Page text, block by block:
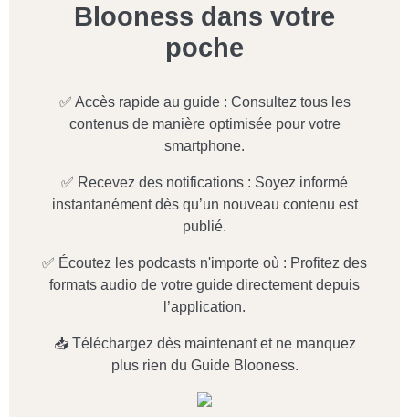
Blooness dans votre
poche
✅ Accès rapide au guide : Consultez tous les
contenus de manière optimisée pour votre
smartphone.
✅ Recevez des notifications : Soyez informé
instantanément dès qu’un nouveau contenu est
publié.
✅ Écoutez les podcasts n'importe où : Profitez des
formats audio de votre guide directement depuis
l’application.
📥 Téléchargez dès maintenant et ne manquez
plus rien du Guide Blooness.